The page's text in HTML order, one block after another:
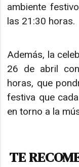
ambiente
las 21:30 horas.
Además, la
26 de abril
horas, que
festiva que
en torno a la
TE